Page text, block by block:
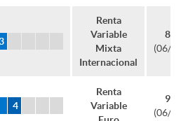
Renta
Variable
Mixta
Internacional
(06/
Renta
Variable
Euro
(06/